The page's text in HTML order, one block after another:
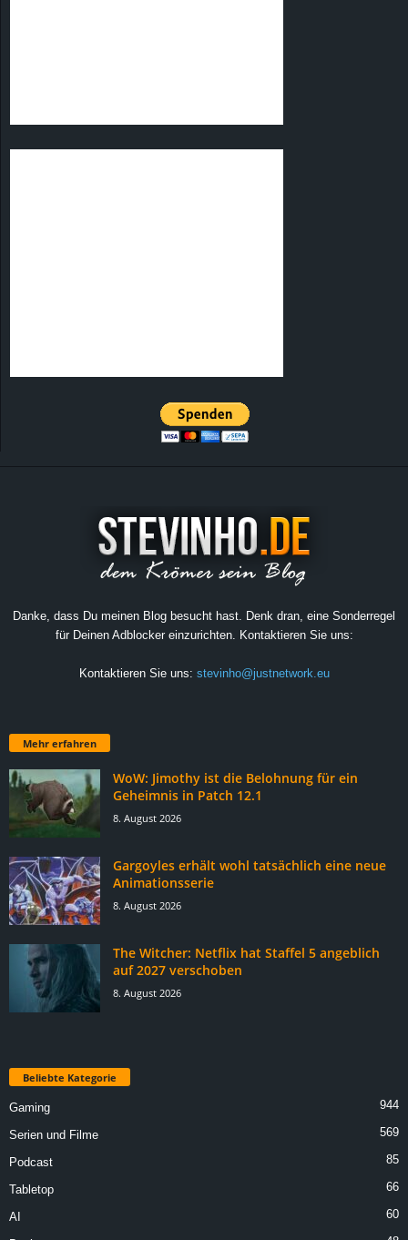
Danke, dass Du meinen Blog besucht hast. Denk dran, eine Sonderregel
für Deinen Adblocker einzurichten. Kontaktieren Sie uns:
Kontaktieren Sie uns: stevinho@justnetwork.eu
Mehr erfahren
WoW: Jimothy ist die Belohnung für ein
Geheimnis in Patch 12.1
8. August 2026
Gargoyles erhält wohl tatsächlich eine neue
Animationsserie
8. August 2026
The Witcher: Netflix hat Staffel 5 angeblich
auf 2027 verschoben
8. August 2026
Beliebte Kategorie
Gaming 944
Serien und Filme 569
Podcast 85
Tabletop 66
AI 60